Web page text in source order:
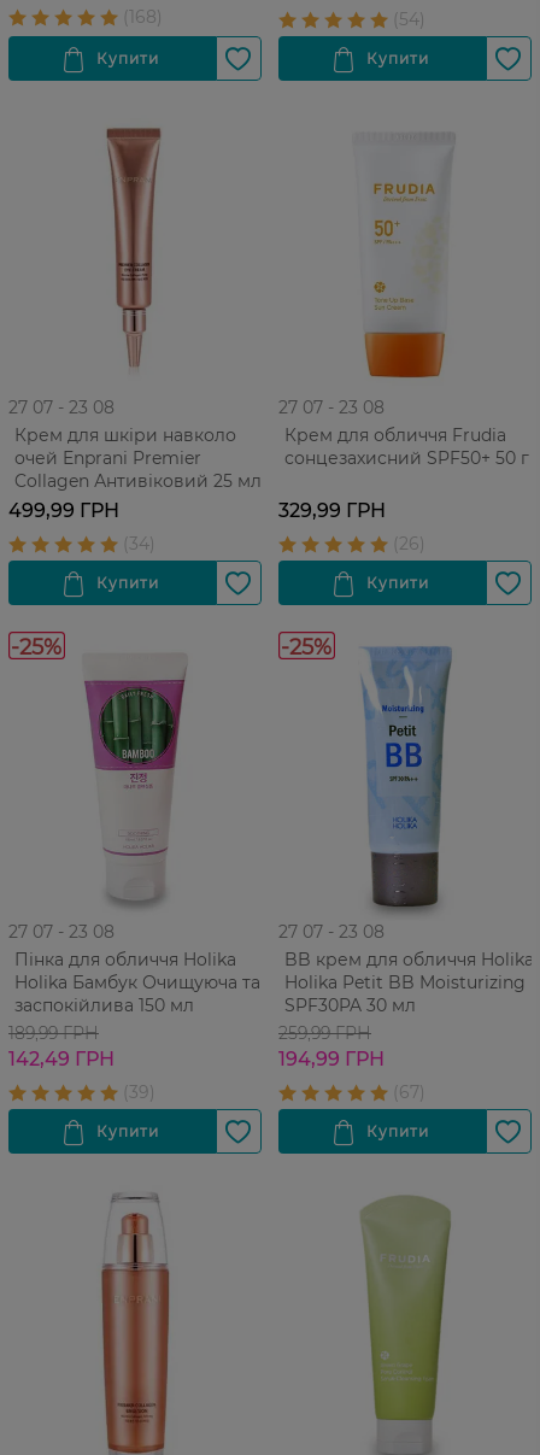
27 07 - 23 08
Крем для шкіри навколо
очей Enprani Premier
Collagen Антивіковий 25 мл
499,99 ГРН
27 07 - 23 08
Крем для обличчя Frudia
сонцезахисний SPF50+ 50 г
329,99 ГРН
-25%
27 07 - 23 08
Пінка для обличчя Holika
Holika Бамбук Очищуюча та
заспокійлива 150 мл
189,99 ГРН
142,49 ГРН
-25%
27 07 - 23 08
BB крем для обличчя Holika
Holika Petit BB Moisturizing
SPF30PA 30 мл
259,99 ГРН
194,99 ГРН